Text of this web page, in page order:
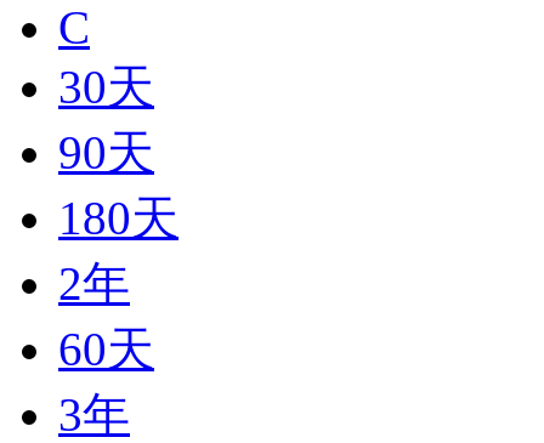
C
30天
90天
180天
2年
60天
3年